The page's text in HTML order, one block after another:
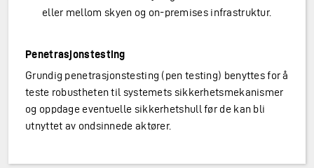
eller mellom skyen og on-premises infrastruktur.
Penetrasjonstesting
Grundig penetrasjonstesting (pen testing) benyttes for å
teste robustheten til systemets sikkerhetsmekanismer
og oppdage eventuelle sikkerhetshull før de kan bli
utnyttet av ondsinnede aktører.